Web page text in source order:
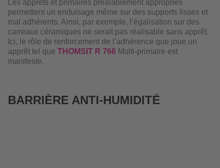
Les apprêts et primaires préalablement appropriés
permettent un enduisage même sur des supports lisses et
mal adhérents. Ainsi, par exemple, l’égalisation sur des
carreaux céramiques ne serait pas réalisable sans apprêt.
Ici, le rôle de renforcement de l’adhérence que joue un
apprêt tel que THOMSIT R 766 Multi-primaire est
manifeste.
BARRIÈRE ANTI-HUMIDITÉ